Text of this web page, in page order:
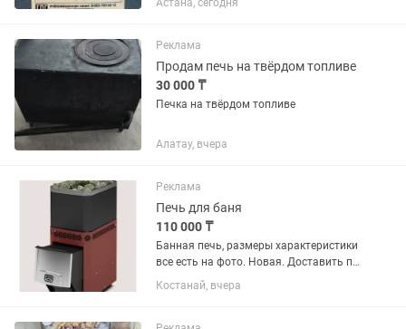
котлов и печей длительного горения,
20 процентов....
Астана, сегодня
Реклама
Продам печь на твёрдом топливе
30 000 ₸
Печка на твёрдом топливе
Алатау, вчера
Реклама
Печь для баня
110 000 ₸
Банная печь, размеры характеристики
все есть на фото. Новая. Доставить по
городу могу но в определенное время
Костанай, вчера